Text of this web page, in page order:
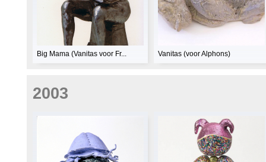
Big Mama (Vanitas voor Fr... Vanitas (voor Alphons)
2003